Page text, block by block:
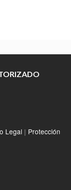
Legal | Protección